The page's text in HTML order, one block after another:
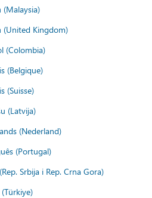
(Malaysia)
(United Kingdom)
(Colombia)
(Belgique)
(Suisse)
(Latvija)
(Nederland)
(Portugal)
Srbija i Rep. Crna Gora)